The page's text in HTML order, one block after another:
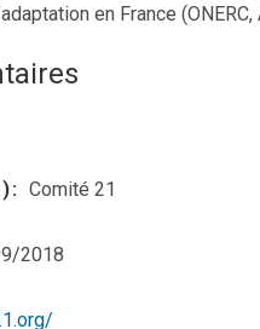
en France
Comité 21
2018